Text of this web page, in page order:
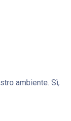
ambiente. Sì,